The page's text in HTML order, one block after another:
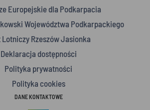
Europejskie dla Podkarpacia
Województwa Podkarpackiego
Lotniczy Rzeszów Jasionka
Deklaracja dostępności
Polityka prywatności
Polityka cookies
DANE KONTAKTOWE